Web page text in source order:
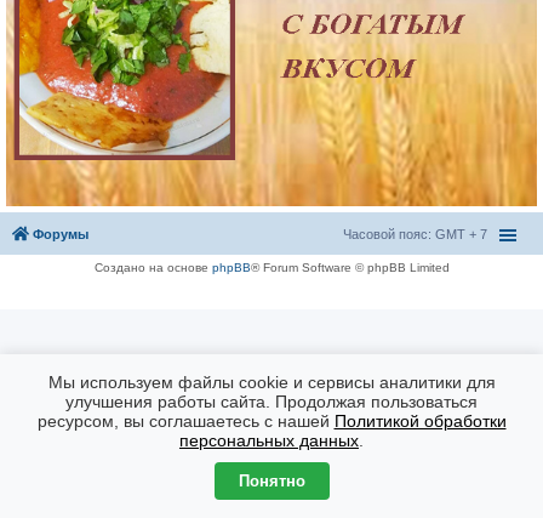
Форумы Часовой пояс: GMT + 7
Создано на основе phpBB® Forum Software © phpBB Limited
Мы используем файлы cookie и сервисы аналитики для
улучшения работы сайта. Продолжая пользоваться
ресурсом, вы соглашаетесь с нашей Политикой обработки
персональных данных
Понятно